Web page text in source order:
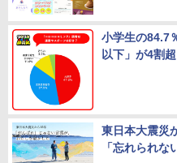
小学生の84.7
以下」が4割超
東日本大震災
「忘れられな